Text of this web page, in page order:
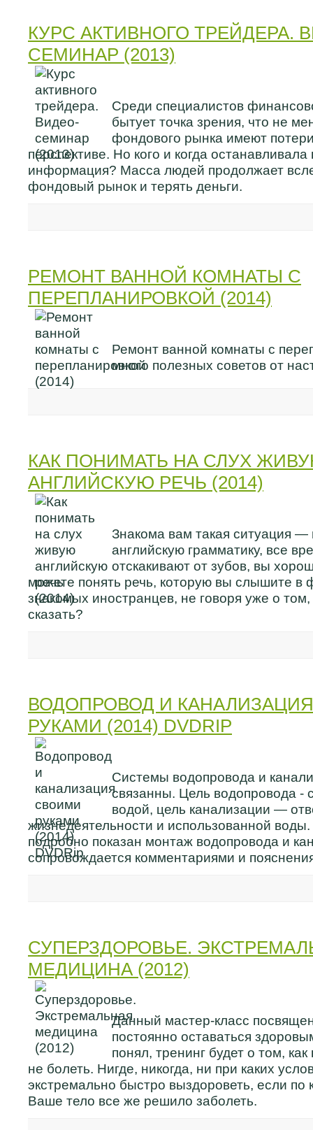
КУРС АКТИВНОГО ТРЕЙДЕРА.
СЕМИНАР (2013)
Среди специалистов
бытует точка зрения, что не
фондового рынка имеют
перспективе. Но кого и когда
информация? Масса людей продолжает
фондовый рынок и терять деньги.
РЕМОНТ ВАННОЙ КОМНАТЫ С
ПЕРЕПЛАНИРОВКОЙ (2014)
Ремонт ванной комнаты с
много полезных советов от
КАК ПОНИМАТЬ НА СЛУХ
АНГЛИЙСКУЮ РЕЧЬ (2014)
Знакома вам такая ситуация —
английскую грамматику, все
отскакивают от зубов, вы
можете понять речь, которую вы слышите в
знакомых иностранцев, не говоря уже о
сказать?
ВОДОПРОВОД И
РУКАМИ (2014) DVDRIP
Системы водопровода и
связанны. Цель водопровода -
водой, цель канализации —
жизнедеятельности и использованной
подробно показан монтаж водопровода и
сопровождается комментариями и
СУПЕРЗДОРОВЬЕ.
МЕДИЦИНА (2012)
Данный мастер-класс
постоянно оставаться
понял, тренинг будет о том,
не болеть. Нигде, никогда, ни при каких
экстремально быстро выздороветь, если по
Ваше тело все же решило заболеть.